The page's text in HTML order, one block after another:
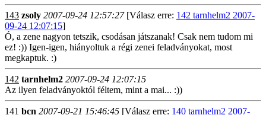
143 zsoly 2007-09-24 12:57:27[Válasz erre: 142 tarnhelm2 2007-
09-24 12:07:15]
Ó, a zene nagyon tetszik, csodásan játszanak! Csak nem tudom mi
ez! :)) Igen-igen, hiányoltuk a régi zenei feladványokat, most
megkaptuk. :)
142 tarnhelm2 2007-09-24 12:07:15
Az ilyen feladványoktól féltem, mint a mai... :))
141 bcn 2007-09-21 15:46:45 [Válasz erre: 140 tarnhelm2 2007-